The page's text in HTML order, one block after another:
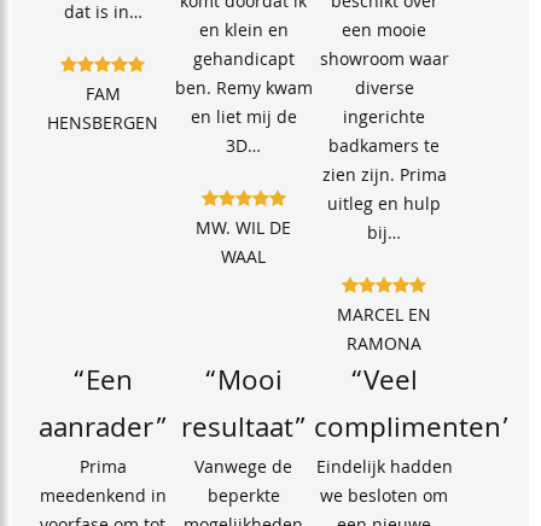
dat is in…
FAM
HENSBERGEN
en klein en
gehandicapt
ben. Remy kwam
en liet mij de
3D…
MW. WIL DE
WAAL
een mooie
showroom waar
diverse
ingerichte
badkamers te
zien zijn. Prima
uitleg en hulp
bij…
MARCEL EN
RAMONA
“Een
aanrader”
Prima
meedenkend in
“Mooi
resultaat”
Vanwege de
beperkte
“Veel
complimenten”
Eindelijk hadden
we besloten om